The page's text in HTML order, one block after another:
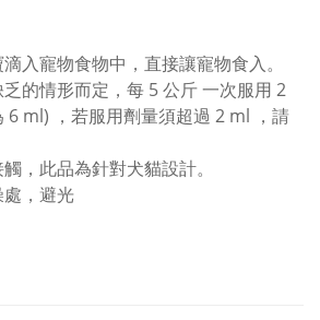
入寵物食物中，直接讓寵物食入。
的情形而定，每 5 公斤 一次服用 2
6 ml) ，若服用劑量須超過 2 ml ，請
，此品為針對犬貓設計。
，避光